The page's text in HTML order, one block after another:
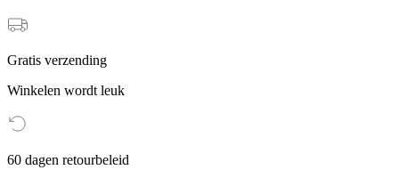
Gratis verzending
Winkelen wordt leuk
60 dagen retourbeleid